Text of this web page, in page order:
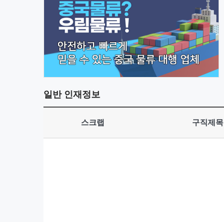
일반인재정보
스크랩 구직제목